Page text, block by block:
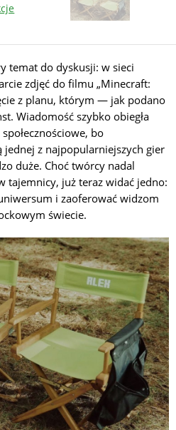
temat do dyskusji: w sieci
zdjęć do filmu „Minecraft:
z planu, którym — jak podano
Wiadomość szybko obiegła
bo
jednej z najpopularniejszych gier
duże. Choć twórcy nadal
tajemnicy, już teraz widać jedno:
i zaoferować widzom
świecie.